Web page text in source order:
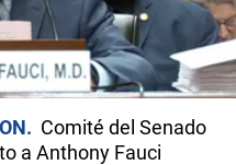
Comité del Senado
a Anthony Fauci